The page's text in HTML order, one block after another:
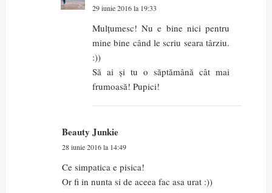
29 iunie 2016 la 19:33
Mulțumesc! Nu e bine nici pentru
mine bine când le scriu seara târziu.
:))
Să ai și tu o săptămână cât mai
frumoasă! Pupici!
Beauty Junkie
28 iunie 2016 la 14:49
Ce simpatica e pisica!
Or fi in nunta si de aceea fac asa urat :))